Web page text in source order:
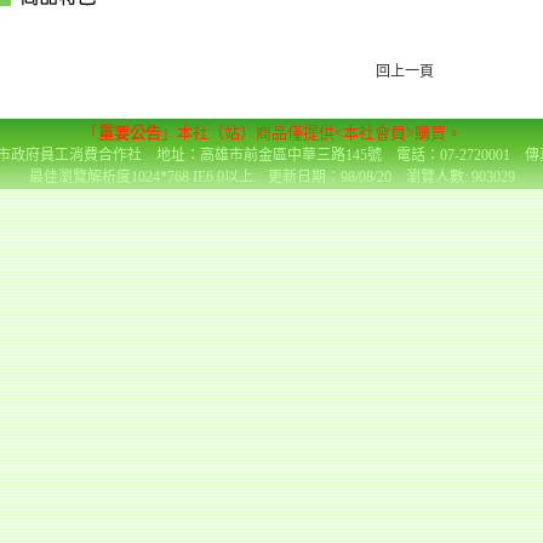
回上一頁
「 重要公告」本社（站）商品僅提供<本社會員>購買。
政府員工消費合作社 地址：高雄市前金區中華三路145號 電話：07-2720001 傳
最佳瀏覽解析度1024*768 IE6.0以上 更新日期：98/08/20 瀏覽人數: 903029